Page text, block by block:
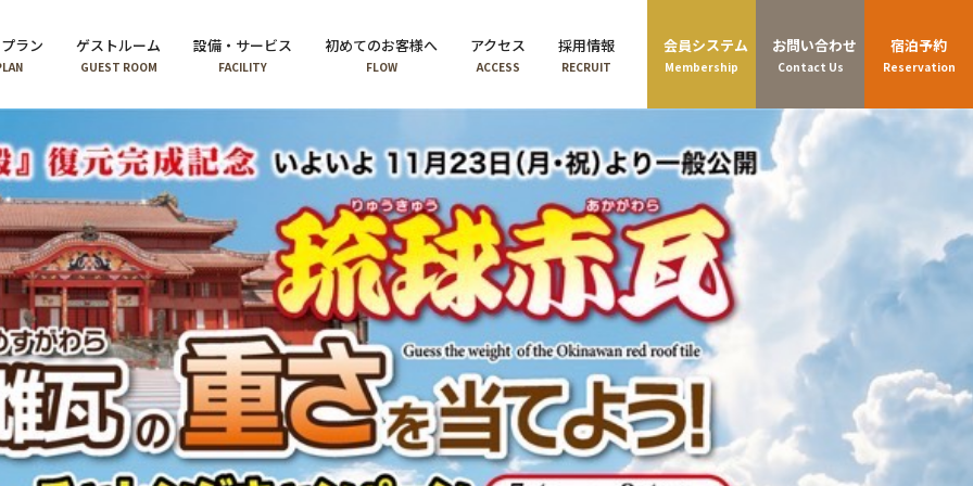
ラン ゲストルーム
GUEST ROOM
設備・サービス
FACILITY
初めてのお客様へ
FLOW
アクセス
ACCESS
採用情報
RECRUIT
会員システム
Membership
お問い合わせ
Contact Us
宿泊予約
Reservation